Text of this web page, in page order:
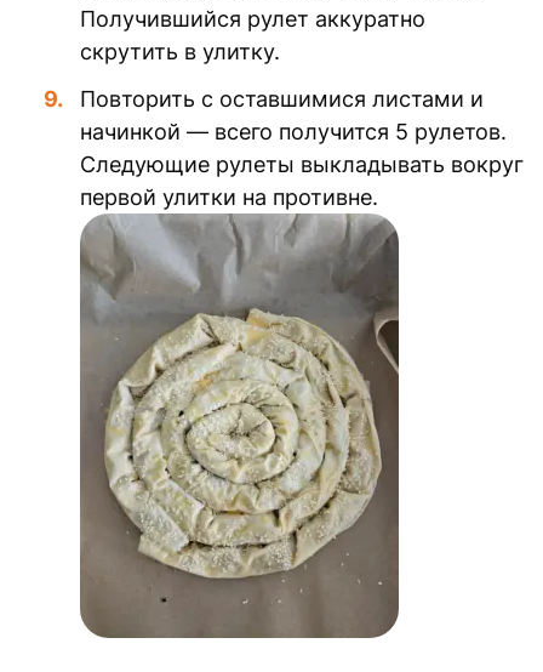
Получившийся рулет аккуратно
скрутить в улитку.
Повторить с оставшимися листами и
начинкой — всего получится 5 рулетов.
Следующие рулеты выкладывать вокруг
первой улитки на противне.